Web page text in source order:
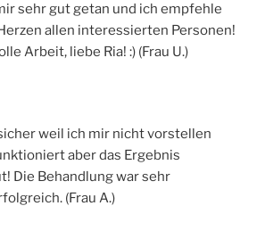
sehr gut getan und ich empfehle
allen interessierten Personen!
Arbeit, liebe Ria! :) (Frau U.)
weil ich mir nicht vorstellen
aber das Ergebnis
Die Behandlung war sehr
(Frau A.)